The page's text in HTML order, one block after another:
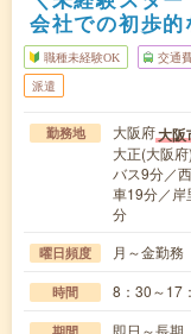
会社での初歩
職種未経験OK 交通
派遣
勤務地 大阪府大阪
大正(大阪
バス9分／
車19分／岸
分
曜日頻度 月～金勤務
時間 8：30～17
即日～長期